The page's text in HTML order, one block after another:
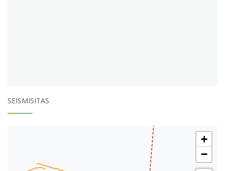
SEISMISITAS